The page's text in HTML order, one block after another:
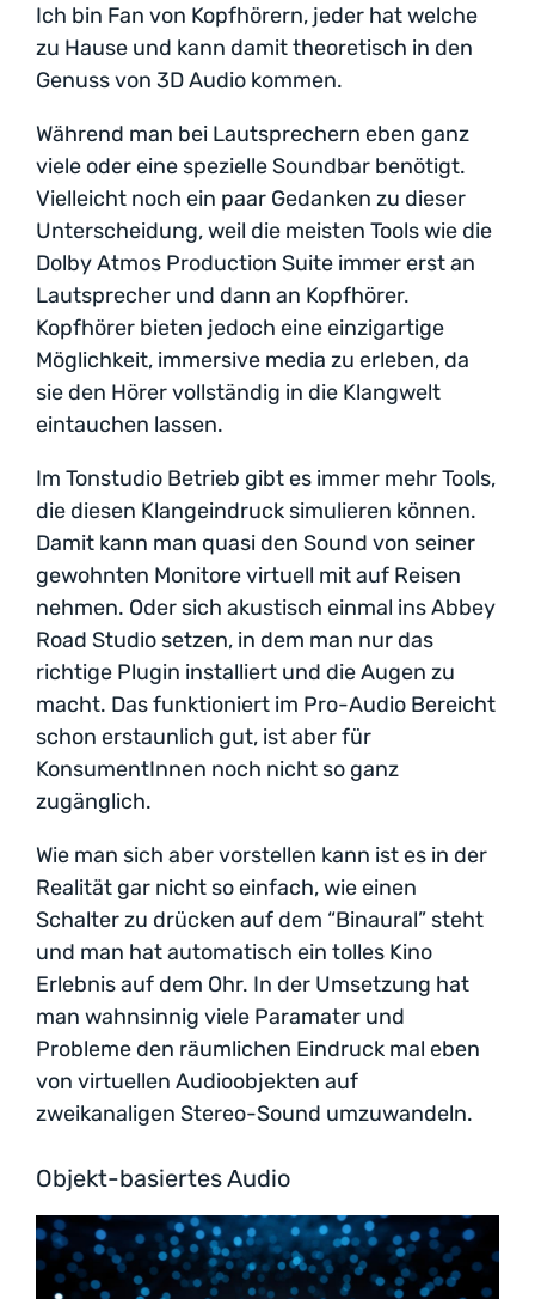
Ich bin Fan von Kopfhörern, jeder hat welche
zu Hause und kann damit theoretisch in den
Genuss von 3D Audio kommen.
Während man bei Lautsprechern eben ganz
viele oder eine spezielle Soundbar benötigt.
Vielleicht noch ein paar Gedanken zu dieser
Unterscheidung, weil die meisten Tools wie die
Dolby Atmos Production Suite immer erst an
Lautsprecher und dann an Kopfhörer.
Kopfhörer bieten jedoch eine einzigartige
Möglichkeit, immersive media zu erleben, da
sie den Hörer vollständig in die Klangwelt
eintauchen lassen.
Im Tonstudio Betrieb gibt es immer mehr Tools,
die diesen Klangeindruck simulieren können.
Damit kann man quasi den Sound von seiner
gewohnten Monitore virtuell mit auf Reisen
nehmen. Oder sich akustisch einmal ins Abbey
Road Studio setzen, in dem man nur das
richtige Plugin installiert und die Augen zu
macht. Das funktioniert im Pro-Audio Bereicht
schon erstaunlich gut, ist aber für
KonsumentInnen noch nicht so ganz
zugänglich.
Wie man sich aber vorstellen kann ist es in der
Realität gar nicht so einfach, wie einen
Schalter zu drücken auf dem “Binaural” steht
und man hat automatisch ein tolles Kino
Erlebnis auf dem Ohr. In der Umsetzung hat
man wahnsinnig viele Paramater und
Probleme den räumlichen Eindruck mal eben
von virtuellen Audioobjekten auf
zweikanaligen Stereo-Sound umzuwandeln.
Objekt-basiertes Audio